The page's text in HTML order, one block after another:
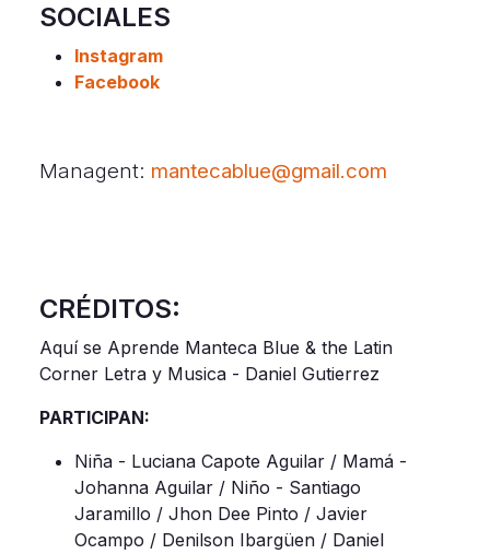
SOCIALES
Instagram
Facebook
Managent: mantecablue@gmail.com
CRÉDITOS:
Aquí se Aprende Manteca Blue & the Latin
Corner Letra y Musica - Daniel Gutierrez
PARTICIPAN:
Niña - Luciana Capote Aguilar / Mamá -
Johanna Aguilar / Niño - Santiago
Jaramillo / Jhon Dee Pinto / Javier
Ocampo / Denilson Ibargüen / Daniel